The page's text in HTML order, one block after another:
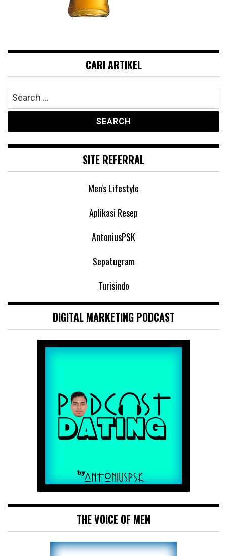
CARI ARTIKEL
Search
for:
SITE REFERRAL
Men's Lifestyle
Aplikasi Resep
AntoniusPSK
Sepatugram
Turisindo
DIGITAL MARKETING PODCAST
THE VOICE OF MEN